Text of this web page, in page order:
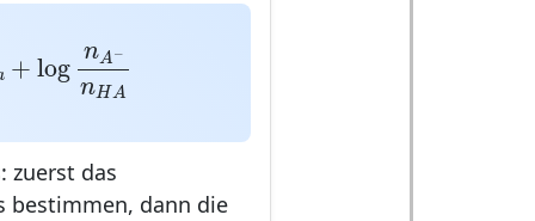
log
n A
nA−nH
zuerst das
bestimmen, dann die